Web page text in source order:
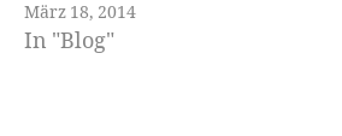
Hagia Sofia, Topkapi, der
der blauen Moschee. Auch
März 18, 2014
In "Blog"